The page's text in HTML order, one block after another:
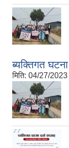
ब्यक्तिगत घटना
मिति: 04/27/2023